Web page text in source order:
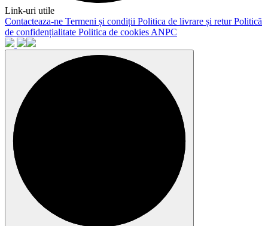
Link-uri utile
Contacteaza-ne Termeni și condiții Politica de livrare și returPolitică
de confidențialitate Politica de cookies ANPC